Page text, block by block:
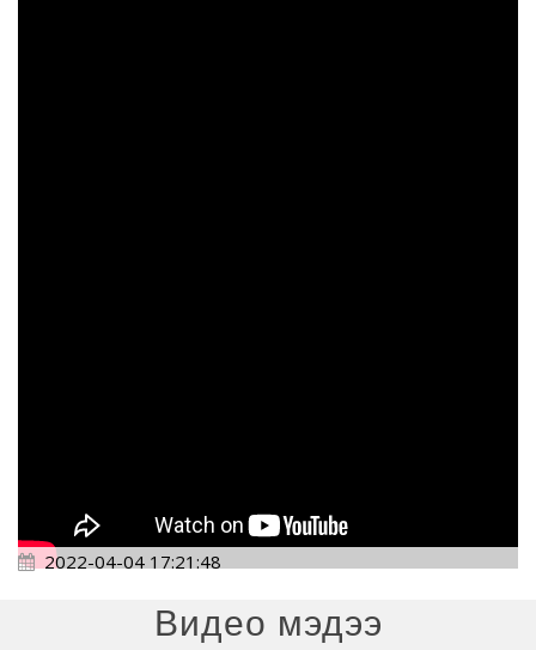
2022-04-04 17:21:48
Видео мэдээ